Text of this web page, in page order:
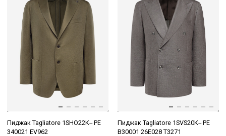
Пиджак Tagliatore 1SHO22K-- PE
340021 EV962
Пиджак Tagliatore 1SVS20K-- PE
B30001 26E028 T3271